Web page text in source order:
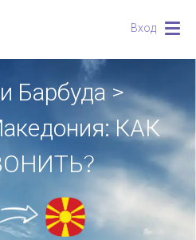
Вход
Барбуда >
КАК